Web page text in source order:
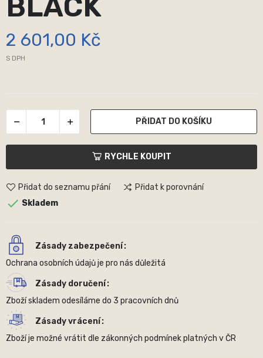
2 601,00 Kč
S DPH
PŘIDAT DO KOŠÍKU
RYCHLE KOUPIT
Přidat do seznamu přání Přidat k porovnání
 Skladem
Zásady zabezpečení
Ochrana osobních údajů je pro nás důležitá
Zásady doručení
Zboží skladem odesíláme do 3 pracovních dnů
Zásady vrácení
Zboží je možné vrátit dle zákonných podmínek platných v ČR